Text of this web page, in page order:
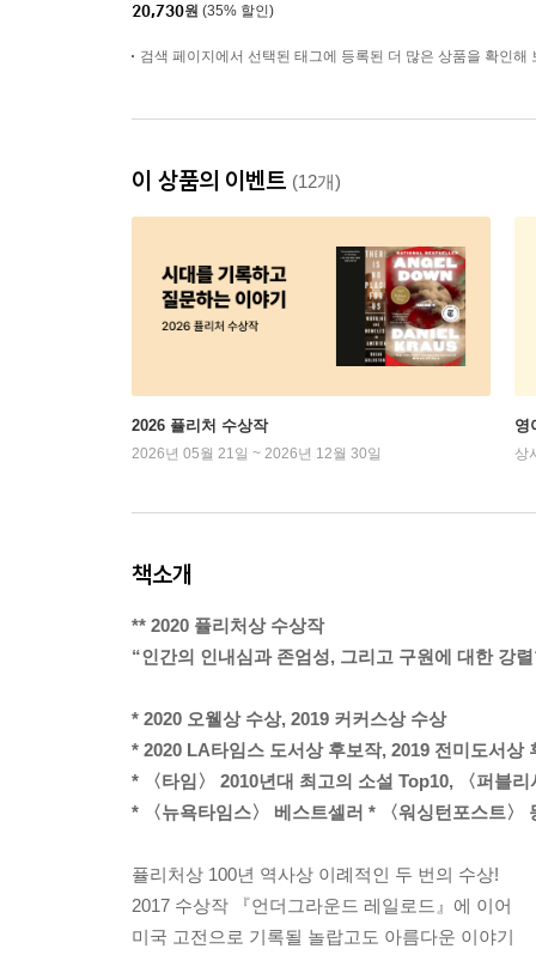
20,730원 (35% 할인)
검색 페이지에서 선택된 태그에 등록된 더 많은 상품을 확인해
이 상품의 이벤트 (12개)
2026 퓰리처 수상작
2026년 05월 21일 ~ 2026년 12월 30일
영
상
책소개
** 2020 퓰리처상 수상작
“인간의 인내심과 존엄성, 그리고 구원에 대한 강
* 2020 오웰상 수상, 2019 커커스상 수상
* 2020 LA타임스 도서상 후보작, 2019 전미도서상
* 〈타임〉 2010년대 최고의 소설 Top10, 〈퍼블
* 〈뉴욕타임스〉 베스트셀러 * 〈워싱턴포스트〉
퓰리처상 100년 역사상 이례적인 두 번의 수상!
2017 수상작 『언더그라운드 레일로드』에 이어
미국 고전으로 기록될 놀랍고도 아름다운 이야기